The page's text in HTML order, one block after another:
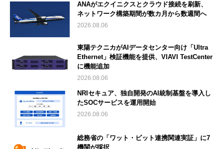
ANAがエクイニクスとクラウド接続を刷新、
ネットワーク構築期間が数カ月から数週間へ
2026.08.06
東陽テクニカがAIデータセンター向け「Ultra
Ethernet」検証機能を提供、VIAVI TestCenter
に機能追加
2026.08.06
NRIセキュア、独自開発のAI統制基盤を導入し
たSOCサービスを運用開始
2026.08.06
総務省の「ワット・ビット連携関連実証」に7
機関が採択